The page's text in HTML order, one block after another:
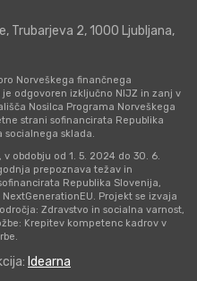
Trubarjeva 2, 1000 Ljubljana,
Norveškega finančnega
odgovoren izključno NIJZ in zanj v
Nosilca Programa Norveškega
strani sofinancirata Republika
socialnega sklada.
obdobju od 1. 5. 2024 do 30. 6.
prepoznava težav in
Republika Slovenija,
Projekt se izvaja
Zdravstvo in socialna varnost,
Krepitev kompetenc kadrov v
Idearna